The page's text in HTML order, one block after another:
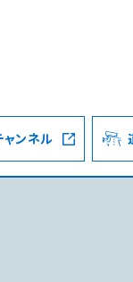
客様
ンネル